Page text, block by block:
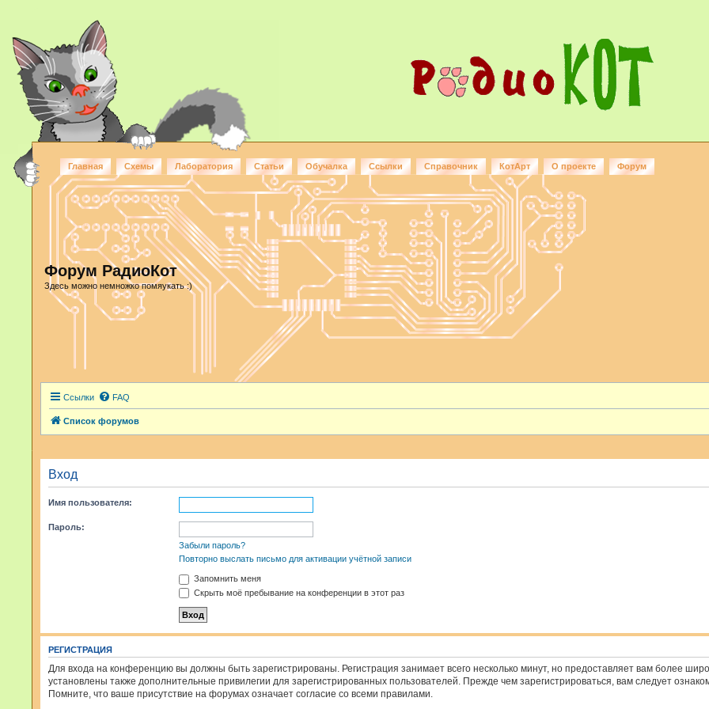
Главная Схемы Лаборатория Статьи Обучалка Ссылки Справочник КотАрт О проекте Форум
Форум РадиоКот
Здесь можно немножко помяукать :)
Ссылки FAQ
Список форумов
Вход
Имя пользователя:
Пароль:
Забыли пароль?
Повторно выслать письмо для активации учётной записи
Запомнить меня
Скрыть моё пребывание на конференции в этот раз
РЕГИСТРАЦИЯ
Для входа на конференцию вы должны быть зарегистрированы. Регистрация занимает всего несколько минут, но предоставляет вам более
установлены также дополнительные привилегии для зарегистрированных пользователей. Прежде чем зарегистрироваться, вам следует
Помните, что ваше присутствие на форумах означает согласие со всеми правилами.